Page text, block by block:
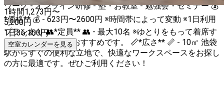
ワーク - オンライン研修 - 塾・お教室 - 勉強会・セミナー 💰
*価格** 💰 - 623円〜2600円 ※時間帯によって変動 ※1日利用
プランあり 👥*定員** 👥 - 最大10名 ※ゆとりをもって着席す
る場合は8名までがおすすめです。 📏*広さ** 📏 - 10㎡ 池袋
駅からすぐの便利な立地で、快適なワークスペースをお探し
の方に最適です。ぜひご利用ください！
1時間1,273円〜
5,200円
1日36,100円
空室カレンダーを見る